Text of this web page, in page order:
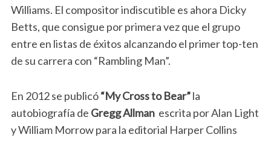
Williams. El compositor indiscutible es ahora Dicky
Betts, que consigue por primera vez que el grupo
entre en listas de éxitos alcanzando el primer top-ten
de su carrera con “Rambling Man”.
En 2012 se publicó“My Cross to Bear”la
autobiografía de Gregg Allmanescrita por Alan Light
y William Morrow para la editorial Harper Collins